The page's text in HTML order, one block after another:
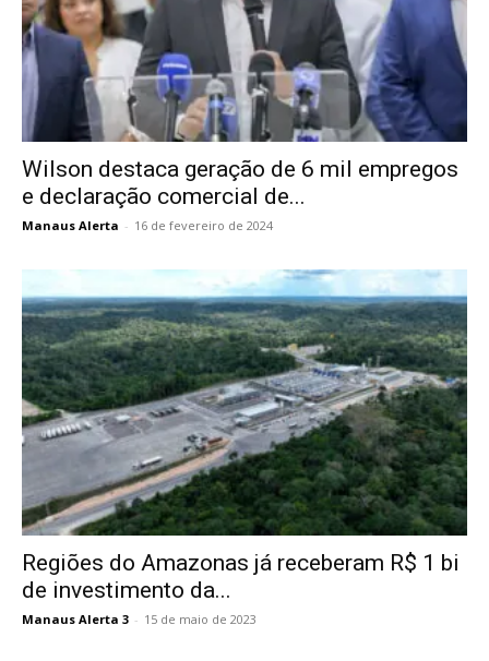
Wilson destaca geração de 6 mil empregos
e declaração comercial de...
Manaus Alerta - 16 de fevereiro de 2024
Regiões do Amazonas já receberam R$ 1 bi
de investimento da...
Manaus Alerta 3 - 15 de maio de 2023